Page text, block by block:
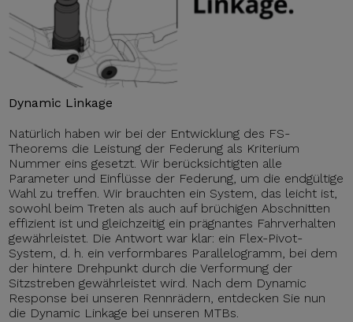
Dynamic Linkage
Natürlich haben wir bei der Entwicklung des FS-
Theorems die Leistung der Federung als Kriterium
Nummer eins gesetzt. Wir berücksichtigten alle
Parameter und Einflüsse der Federung, um die endgültige
Wahl zu treffen. Wir brauchten ein System, das leicht ist,
sowohl beim Treten als auch auf brüchigen Abschnitten
effizient ist und gleichzeitig ein prägnantes Fahrverhalten
gewährleistet. Die Antwort war klar: ein Flex-Pivot-
System, d. h. ein verformbares Parallelogramm, bei dem
der hintere Drehpunkt durch die Verformung der
Sitzstreben gewährleistet wird. Nach dem Dynamic
Response bei unseren Rennrädern, entdecken Sie nun
die Dynamic Linkage bei unseren MTBs.